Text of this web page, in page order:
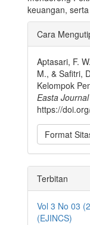
keuangan,
Rincian
Artikel
Cara
Aptasari, F.
M., & Safitri,
Kelompok
Easta
https://
Format
Terbitan
Vol 3 No 03
(EJINCS)